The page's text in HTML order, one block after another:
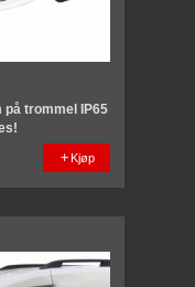
på trommel IP65
Kjøp